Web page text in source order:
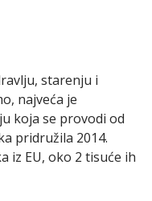
starenju i
najveća je
koja se provodi od
pridružila 2014.
iz EU, oko 2 tisuće ih